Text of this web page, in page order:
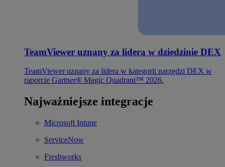
TeamViewer uznany za lidera w dziedzinie DEX
TeamViewer uznany za lidera w kategorii narzędzi DEX w
raporcie Gartner® Magic Quadrant™ 2026.
Najważniejsze integracje
Microsoft Intune
ServiceNow
Freshworks